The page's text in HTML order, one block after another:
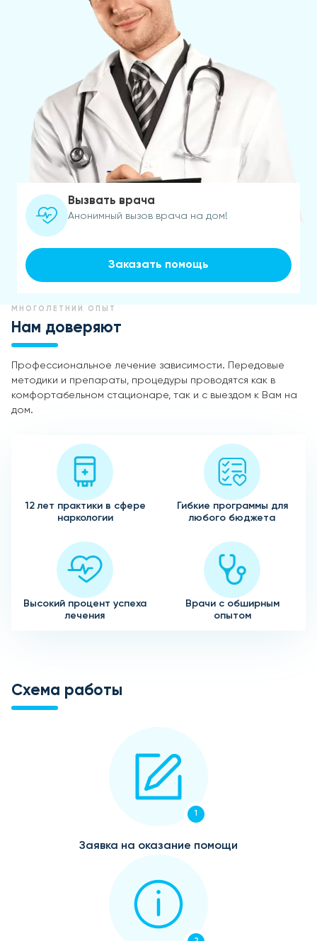
Вызвать врача
Анонимный вызов врача на дом!
Заказать помощь
МНОГОЛЕТНИЙ ОПЫТ
Нам доверяют
Профессиональное лечение зависимости. Передовые
методики и препараты, процедуры проводятся как в
комфортабельном стационаре, так и с выездом к Вам на
дом.
12 лет практики в сфере
наркологии
Гибкие программы для
любого бюджета
Высокий процент успеха
лечения
Врачи с обширным
опытом
Схема работы
1
Заявка на оказание помощи